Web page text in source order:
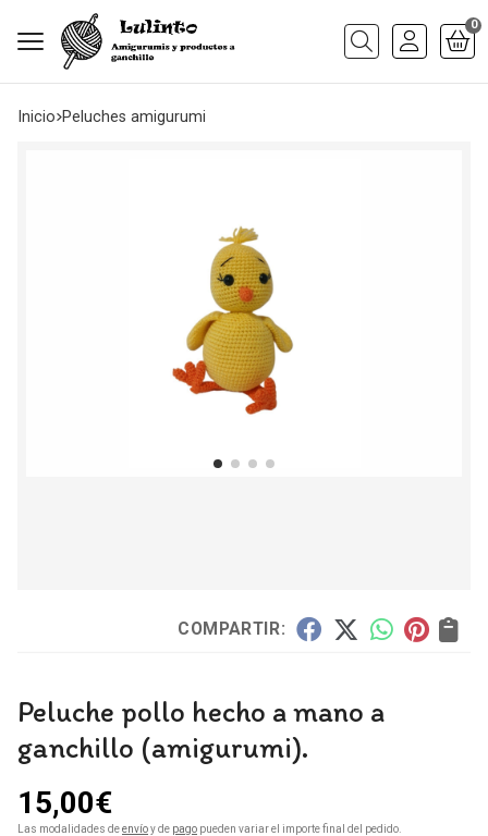
Buscar
0
Inicio peluches amigurumi
COMPARTIR:
Peluche pollo hecho a mano a
ganchillo (amigurumi).
15,00€
Las modalidades deenvíoy de pago pueden variar el importe final del pedido.